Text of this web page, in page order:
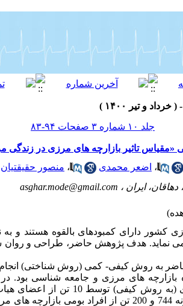
جلد ۱۰ شماره ۳ صفحات ۹۴-۸۳
تاثیر بازارچه های مرزی در زندگی
، اضعر محمدی ، منصور حقیقتیان
ایران ، asghar.mode@gmail.com
کشور دارای کمبودهای بالقوه هستند و
می نماید. هدف پژوهش حاضر، طراحی و
بازارچه های مرزی و جامعه شناسی بود.
محتوا)، روایی صوری (به
تاییدی) بترتیب با نمونه 744 و 200 تن از